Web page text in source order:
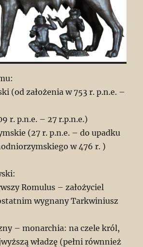
(od założenia w 753 r. p.n.e. –
r. p.n.e. – 27 r.p.n.e.)
(27 r. p.n.e. – do upadku
w 476 r. )
Romulus – założyciel
wygnany Tarkwiniusz
– monarchia: na czele król,
władzę (pełni równnież